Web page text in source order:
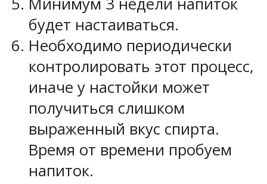
будет настаиваться.
Необходимо периодически
контролировать этот процесс,
иначе у настойки может
получиться слишком
выраженный вкус спирта.
Время от времени пробуем
напиток.